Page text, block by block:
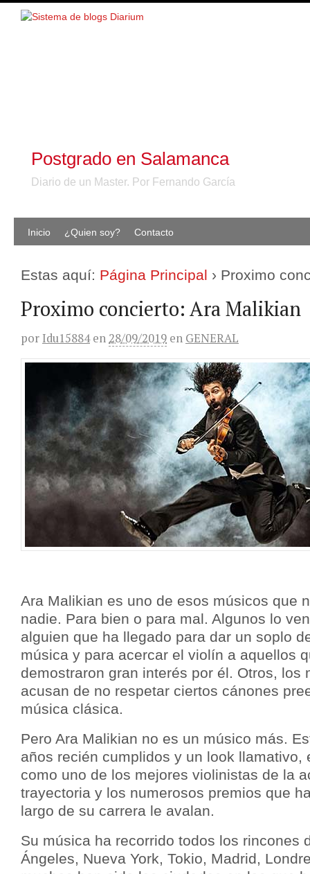
Postgrado en Salamanca
Diario de un Master. Por Fernando García
Inicio ¿Quien soy? Contacto
Estas aquí: Página Principal › Proximo
Proximo concierto: Ara Malikian
por Idu15884 en 28/09/2019 en GENERAL
Ara Malikian es uno de esos músicos que
nadie. Para bien o para mal. Algunos lo
alguien que ha llegado para dar un soplo
música y para acercar el violín a aquellos
demostraron gran interés por él. Otros, los
acusan de no respetar ciertos cánones
música clásica.
Pero Ara Malikian no es un músico más.
años recién cumplidos y un look llamativo,
como uno de los mejores violinistas de la
trayectoria y los numerosos premios que
largo de su carrera le avalan.
Su música ha recorrido todos los rincones
Ángeles, Nueva York, Tokio, Madrid,